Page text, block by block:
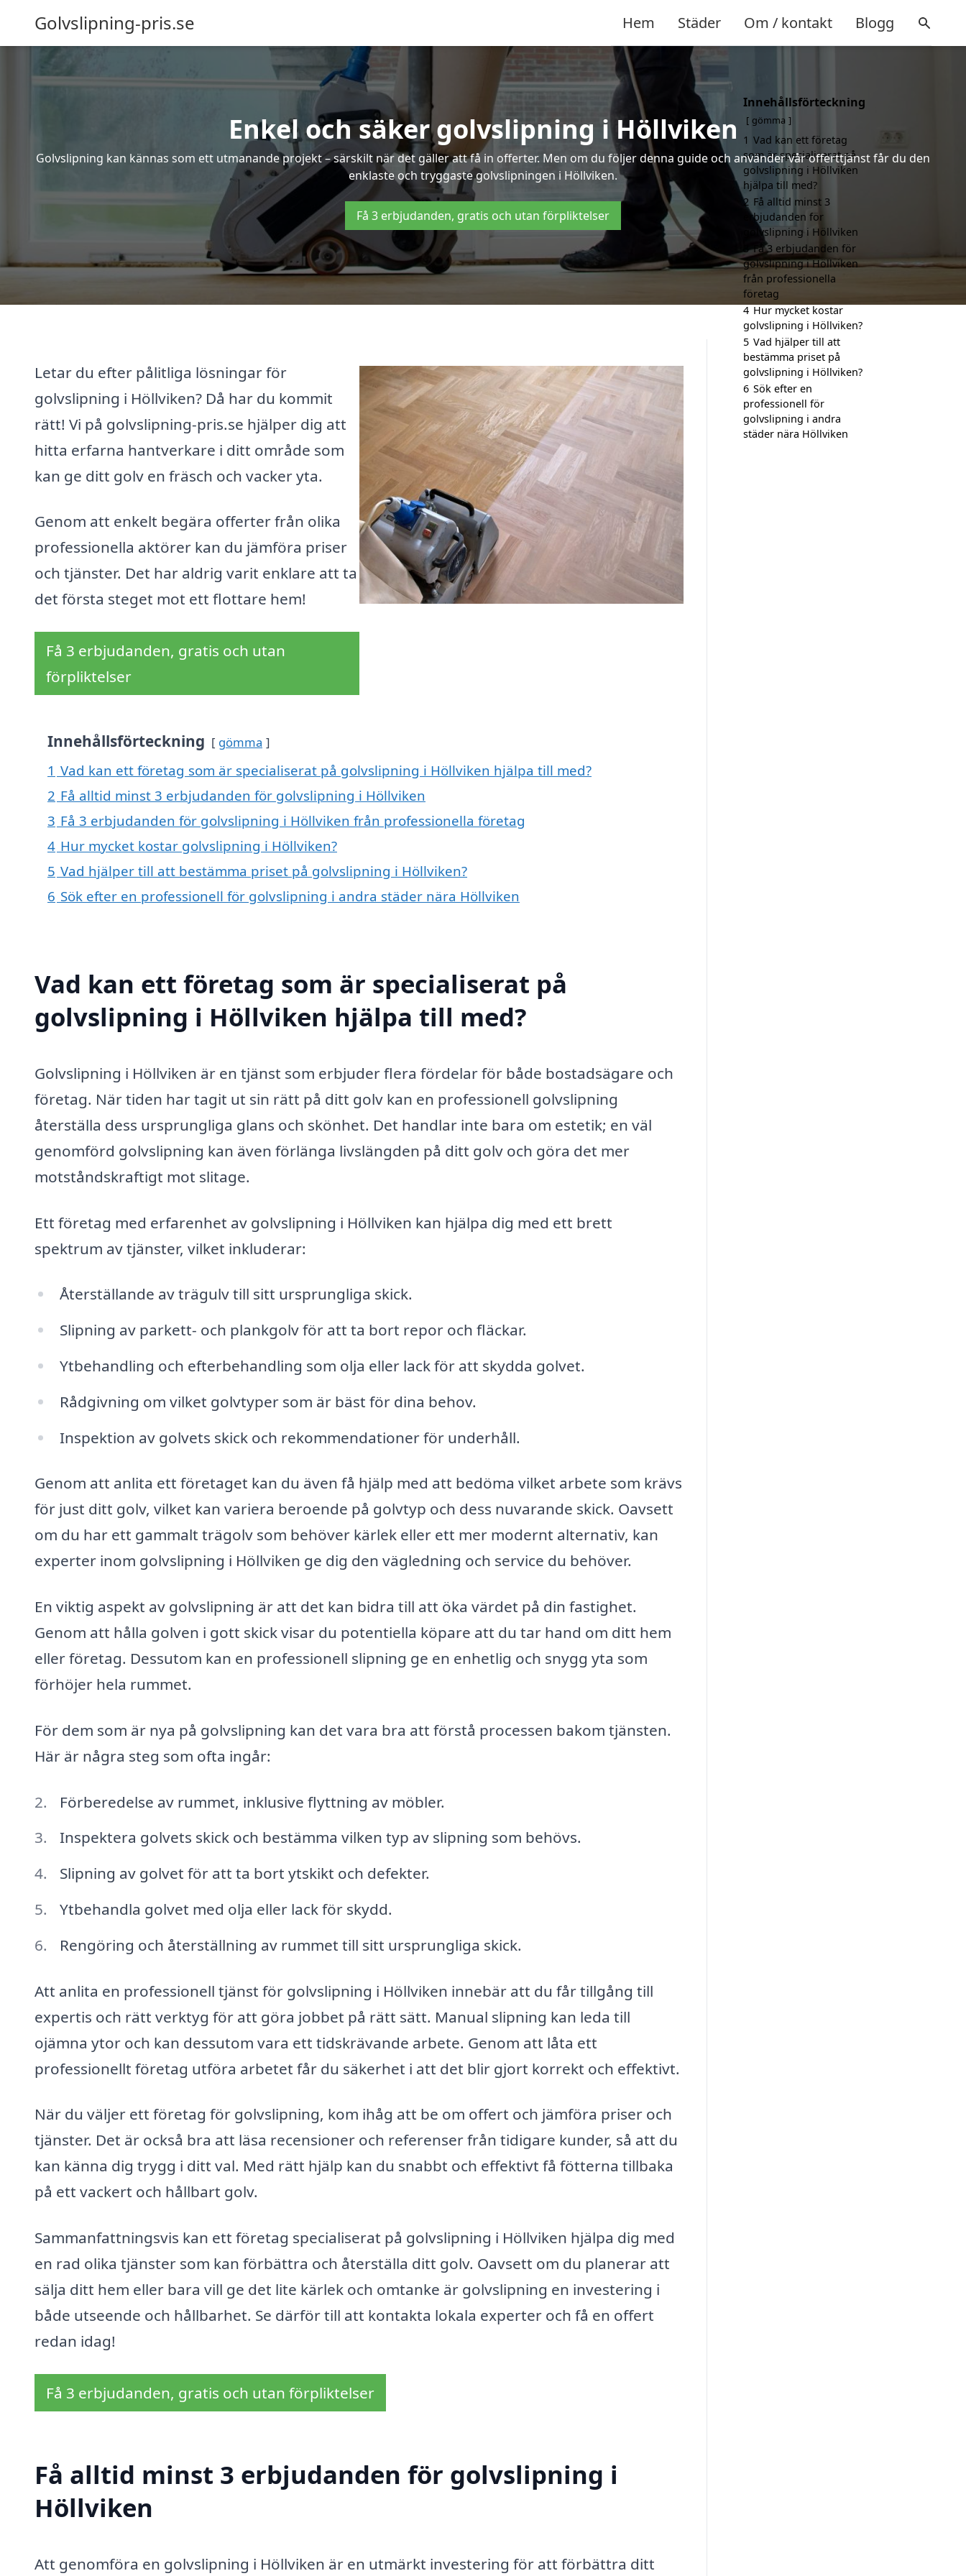
Golvslipning-pris.se Hem Städer Om / kontakt Blogg
Enkel och säker golvslipning i Höllviken
Golvslipning kan kännas som ett utmanande projekt – särskilt när det gäller att få in offerter. Men om du följer denna guide och använder vår offerttjänst får du den
enklaste och tryggaste golvslipningen i Höllviken.
Få 3 erbjudanden, gratis och utan förpliktelser
Letar du efter pålitliga lösningar för
golvslipning i Höllviken? Då har du kommit
rätt! Vi på golvslipning-pris.se hjälper dig att
hitta erfarna hantverkare i ditt område som
kan ge ditt golv en fräsch och vacker yta.
Genom att enkelt begära offerter från olika
professionella aktörer kan du jämföra priser
och tjänster. Det har aldrig varit enklare att ta
det första steget mot ett flottare hem!
Få 3 erbjudanden, gratis och utan
förpliktelser
Innehållsförteckning gömma
1 Vad kan ett företag som är specialiserat på golvslipning i Höllviken hjälpa till med?
2 Få alltid minst 3 erbjudanden för golvslipning i Höllviken
3 Få 3 erbjudanden för golvslipning i Höllviken från professionella företag
4 Hur mycket kostar golvslipning i Höllviken?
5 Vad hjälper till att bestämma priset på golvslipning i Höllviken?
6 Sök efter en professionell för golvslipning i andra städer nära Höllviken
Vad kan ett företag som är specialiserat på
golvslipning i Höllviken hjälpa till med?
Golvslipning i Höllviken är en tjänst som erbjuder flera fördelar för både bostadsägare och
företag. När tiden har tagit ut sin rätt på ditt golv kan en professionell golvslipning
återställa dess ursprungliga glans och skönhet. Det handlar inte bara om estetik; en väl
genomförd golvslipning kan även förlänga livslängden på ditt golv och göra det mer
motståndskraftigt mot slitage.
Ett företag med erfarenhet av golvslipning i Höllviken kan hjälpa dig med ett brett
spektrum av tjänster, vilket inkluderar:
Återställande av trägulv till sitt ursprungliga skick.
Slipning av parkett- och plankgolv för att ta bort repor och fläckar.
Ytbehandling och efterbehandling som olja eller lack för att skydda golvet.
Rådgivning om vilket golvtyper som är bäst för dina behov.
Inspektion av golvets skick och rekommendationer för underhåll.
Genom att anlita ett företaget kan du även få hjälp med att bedöma vilket arbete som krävs
för just ditt golv, vilket kan variera beroende på golvtyp och dess nuvarande skick. Oavsett
om du har ett gammalt trägolv som behöver kärlek eller ett mer modernt alternativ, kan
experter inom golvslipning i Höllviken ge dig den vägledning och service du behöver.
En viktig aspekt av golvslipning är att det kan bidra till att öka värdet på din fastighet.
Genom att hålla golven i gott skick visar du potentiella köpare att du tar hand om ditt hem
eller företag. Dessutom kan en professionell slipning ge en enhetlig och snygg yta som
förhöjer hela rummet.
För dem som är nya på golvslipning kan det vara bra att förstå processen bakom tjänsten.
Här är några steg som ofta ingår:
Förberedelse av rummet, inklusive flyttning av möbler.
Inspektera golvets skick och bestämma vilken typ av slipning som behövs.
Slipning av golvet för att ta bort ytskikt och defekter.
Ytbehandla golvet med olja eller lack för skydd.
Rengöring och återställning av rummet till sitt ursprungliga skick.
Att anlita en professionell tjänst för golvslipning i Höllviken innebär att du får tillgång till
expertis och rätt verktyg för att göra jobbet på rätt sätt. Manual slipning kan leda till
ojämna ytor och kan dessutom vara ett tidskrävande arbete. Genom att låta ett
professionellt företag utföra arbetet får du säkerhet i att det blir gjort korrekt och effektivt.
När du väljer ett företag för golvslipning, kom ihåg att be om offert och jämföra priser och
tjänster. Det är också bra att läsa recensioner och referenser från tidigare kunder, så att du
kan känna dig trygg i ditt val. Med rätt hjälp kan du snabbt och effektivt få fötterna tillbaka
på ett vackert och hållbart golv.
Sammanfattningsvis kan ett företag specialiserat på golvslipning i Höllviken hjälpa dig med
en rad olika tjänster som kan förbättra och återställa ditt golv. Oavsett om du planerar att
sälja ditt hem eller bara vill ge det lite kärlek och omtanke är golvslipning en investering i
både utseende och hållbarhet. Se därför till att kontakta lokala experter och få en offert
redan idag!
Få 3 erbjudanden, gratis och utan förpliktelser
Få alltid minst 3 erbjudanden för golvslipning i
Höllviken
Att genomföra en golvslipning i Höllviken är en utmärkt investering för att förbättra ditt
Innehållsförteckning
gömma
1 Vad kan ett företag
som är specialiserat på
golvslipning i Höllviken
hjälpa till med?
2 Få alltid minst 3
erbjudanden för
golvslipning i Höllviken
3 Få 3 erbjudanden för
golvslipning i Höllviken
från professionella
företag
4 Hur mycket kostar
golvslipning i Höllviken?
5 Vad hjälper till att
bestämma priset på
golvslipning i Höllviken?
6 Sök efter en
professionell för
golvslipning i andra
städer nära Höllviken